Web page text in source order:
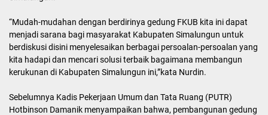
“Mudah-mudahan dengan berdirinya gedung FKUB kita ini dapat
menjadi sarana bagi masyarakat Kabupaten Simalungun untuk
berdiskusi disini menyelesaikan berbagai persoalan-persoalan yang
kita hadapi dan mencari solusi terbaik bagaimana membangun
kerukunan di Kabupaten Simalungun ini,”kata Nurdin.
Sebelumnya Kadis Pekerjaan Umum dan Tata Ruang (PUTR)
Hotbinson Damanik menyampaikan bahwa, pembangunan gedung